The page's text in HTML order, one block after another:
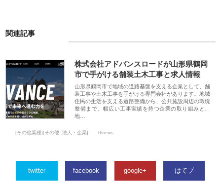
関連記事
株式会社アドバンスロードが山形県鶴岡
市で手がける舗装土木工事と求人情報
山形県鶴岡市で地域の道路基盤を支える企業として、舗
装工事や土木工事を手がける専門会社があります。地域
住民の生活を支える道路整備から、公共施設周辺の環境
整備まで、幅広い工事実績を持つ企業の取り組みと、
地…
[その他業種][その他_法人・企業] 0views
twitter facebook google+ はてブ